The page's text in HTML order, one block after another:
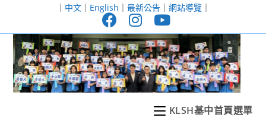
至
｜ 中文｜ English ｜ 最新公告｜ 網站導覽｜
KLSH基中首頁選單